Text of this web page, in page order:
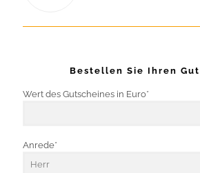
Bestellen Sie Ihren
Wert des Gutscheines in Euro*
Anrede*